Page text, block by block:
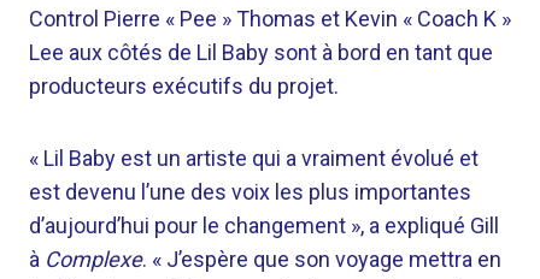
Control Pierre « Pee » Thomas et Kevin « Coach K »
Lee aux côtés de Lil Baby sont à bord en tant que
producteurs exécutifs du projet.
« Lil Baby est un artiste qui a vraiment évolué et
est devenu l’une des voix les plus importantes
d’aujourd’hui pour le changement », a expliqué Gill
à Complexe. « J’espère que son voyage mettra en